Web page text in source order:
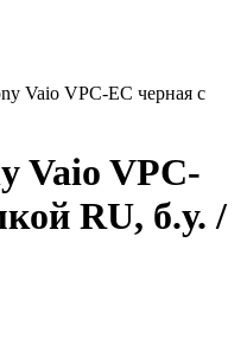
Vaio VPC-EC черная с
Vaio VPC-
RU, б.у. /